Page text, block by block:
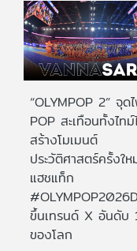
“OLYMPOP 2” จุด
POP สะเทือนทั้งไทม์
สร้างโมเมนต์
ประวัติศาสตร์ครั้งใ
แฮชแท็ก
ขึ้นเทรนด์ X อันดับ
ของโลก